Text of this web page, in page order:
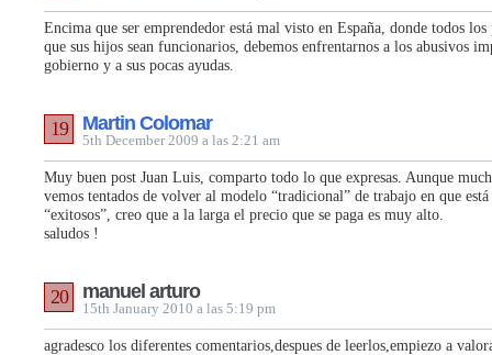
Encima que ser emprendedor está mal visto en España, donde todos los
que sus hijos sean funcionarios, debemos enfrentarnos a los abusivos
gobierno y a sus pocas ayudas.
Martin Colomar
5th December 2009 a las 2:21 am
19
Muy buen post Juan Luis, comparto todo lo que expresas. Aunque
vemos tentados de volver al modelo “tradicional” de trabajo en que
“exitosos”, creo que a la larga el precio que se paga es muy alto.
saludos !
manuel arturo
15th January 2010 a las 5:19 pm
20
agradesco los diferentes comentarios,despues de leerlos,empiezo a